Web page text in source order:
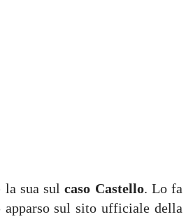
la sua sulcaso Castello. Lo fa
apparso sul sito ufficiale della